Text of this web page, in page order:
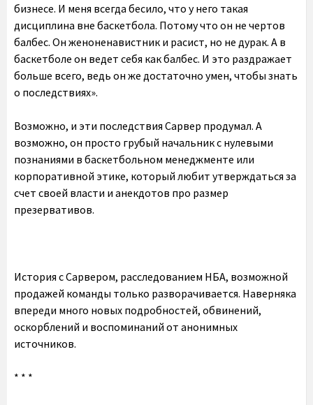
бизнесе. И меня всегда бесило, что у него такая
дисциплина вне баскетбола. Потому что он не чертов
балбес. Он женоненавистник и расист, но не дурак. А в
баскетболе он ведет себя как балбес. И это раздражает
больше всего, ведь он же достаточно умен, чтобы знать
о последствиях».
Возможно, и эти последствия Сарвер продумал. А
возможно, он просто грубый начальник с нулевыми
познаниями в баскетбольном менеджменте или
корпоративной этике, который любит утверждаться за
счет своей власти и анекдотов про размер
презервативов.
История с Сарвером, расследованием НБА, возможной
продажей команды только разворачивается. Наверняка
впереди много новых подробностей, обвинений,
оскорблений и воспоминаний от анонимных
источников.
* * *